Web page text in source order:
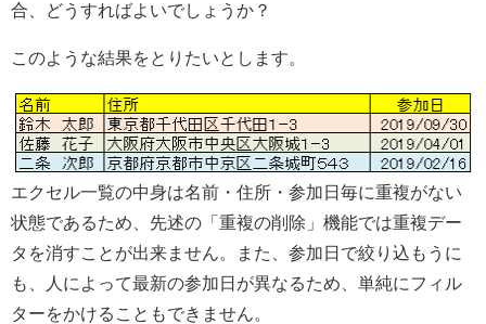
合、どうすればよいでしょうか？
このような結果をとりたいとします。
エクセル一覧の中身は名前・住所・参加日毎に重複がない
状態であるため、先述の「重複の削除」機能では重複デー
タを消すことが出来ません。また、参加日で絞り込もうに
も、人によって最新の参加日が異なるため、単純にフィル
ターをかけることもできません。